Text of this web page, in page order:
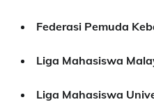
Federasi Pemuda
Liga Mahasiswa
Liga Mahasiswa